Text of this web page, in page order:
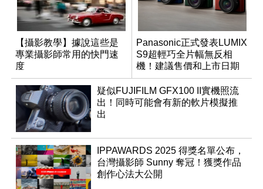
【攝影教學】據說這些是
專業攝影師常用的快門速
度
Panasonic正式發表LUMIX
S9超輕巧全片幅無反相
機！建議售價和上市日期
出爐
疑似FUJIFILM GFX100 II實機照流
出！同時可能會有新的軟片模擬推
出
IPPAWARDS 2025 得獎名單公布，
台灣攝影師 Sunny 奪冠！獲獎作品
創作心法大公開